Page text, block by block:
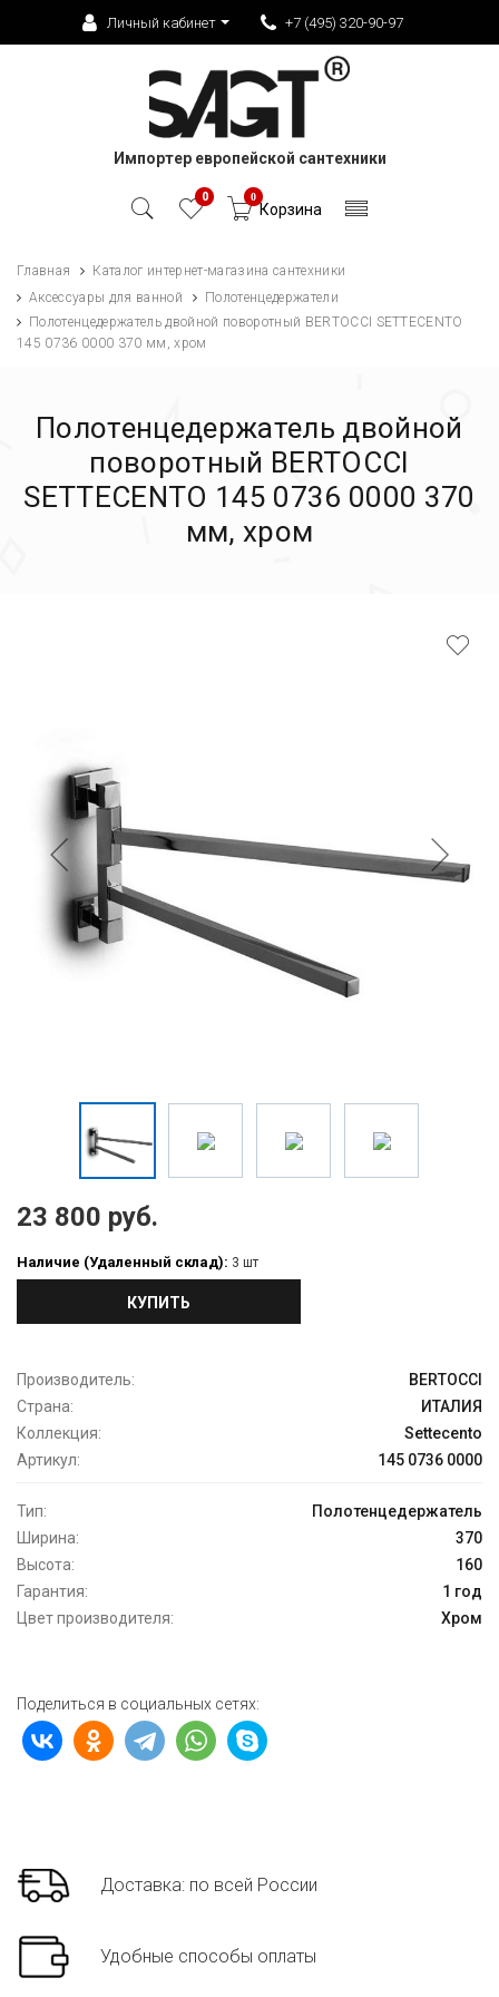
Личный кабинет +7 (495) 320-90-97
Импортер европейской сантехники
0 0
Корзина
Главная
Каталог интернет-магазина сантехники
Аксессуары для ванной
Полотенцедержатели
Полотенцедержатель двойной поворотный BERTOCCI SETTECENTO
145 0736 0000 370 мм, хром
Полотенцедержатель двойной
поворотный BERTOCCI
SETTECENTO 145 0736 0000 370
мм, хром
23 800 руб.
Наличие (Удаленный склад): 3 шт
КУПИТЬ
Производитель:
BERTOCCI
Страна:
ИТАЛИЯ
Коллекция:
Settecento
Артикул:
145 0736 0000
Тип:
Полотенцедержатель
Ширина:
370
Высота:
160
Гарантия:
1 год
Цвет производителя:
Хром
Поделиться в социальных сетях:
Доставка: по всей России
Удобные способы оплаты